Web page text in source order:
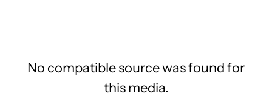
No compatible source was found for
this media.